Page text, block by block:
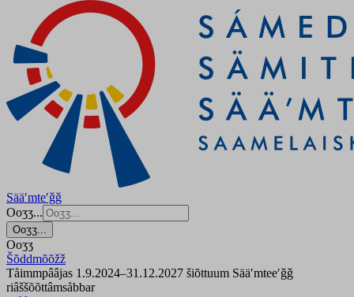
Sääʹmteʹǧǧ
Ooʒʒ...
Ooʒʒ...
Ooʒʒ
Šõddmõõžž
Tåimmpââjas 1.9.2024–31.12.2027 šiõttuum Sääʹmteeʹǧǧ
riâššõõttâmsåbbar